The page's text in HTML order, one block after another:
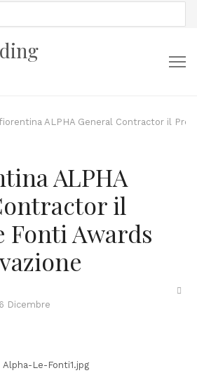
ALPHA General Contractor il
ALPHA
il
Fonti Awards
Dicembre